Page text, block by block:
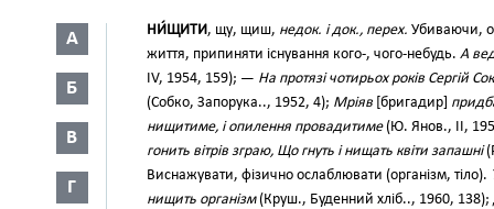
А
Б
В
Г
НИ́ЩИТИ, щу, щиш, недок. і док., перех. Убиваючи,
життя, припиняти існування кого-, чого-небудь. А
IV, 1954, 159); — На протязі чотирьох років Сергій
(Собко, Запорука.., 1952, 4); Мріяв [бригадир]
нищитиме, і опилення провадитиме(Ю. Янов., II,
гонить вітрів зграю, Що гнуть і нищать квіти запашні
Виснажувати, фізично ослаблювати (організм, тіло).
нищить організм(Круш., Буденний хліб.., 1960, 138);